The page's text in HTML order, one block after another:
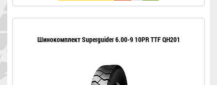
Шинокомплект Superguider 6.00-9 10PR TTF QH201